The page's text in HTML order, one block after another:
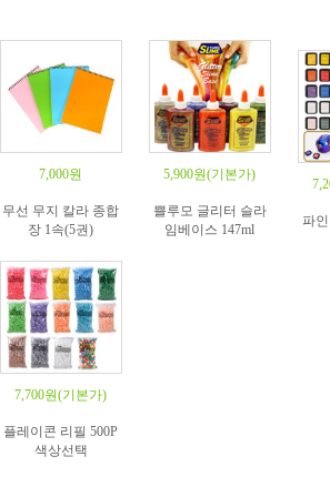
7,000원
무선 무지 칼라 종합
장 1속(5권)
5,900원(기본가)
쁠루모 글리터 슬라
임베이스 147ml
파
7,700원(기본가)
플레이콘 리필 500P
색상선택